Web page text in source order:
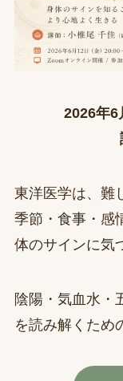
2026年6
東洋医学は、難
季節・食事・感
体のサインに気
陰陽・気血水・
を読み解くため